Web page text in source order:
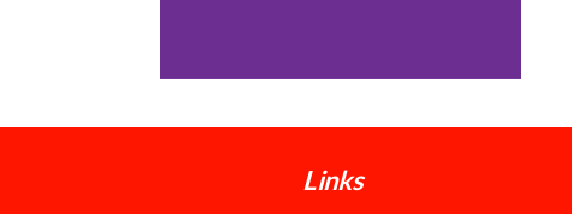
Links